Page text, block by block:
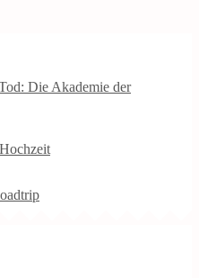
Die Akademie der